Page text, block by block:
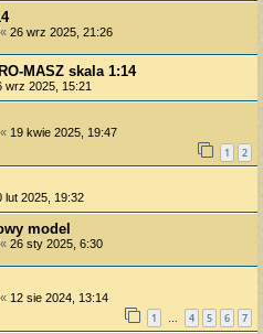
« 26 wrz 2025, 21:26
MASZ skala 1:14
wrz 2025, 15:21
« 19 kwie 2025, 19:47
1 2
lut 2025, 19:32
model
« 26 sty 2025, 6:30
« 12 sie 2024, 13:14
1 … 4 5 6 7